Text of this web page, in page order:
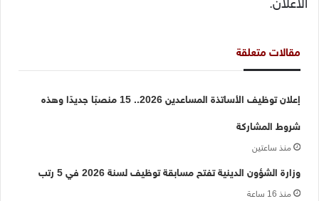
مقالات متعلقة
إعلان توظيف الأساتذة المساعدين 2026.. 15 منصبًا جديدًا وهذه
شروط المشاركة
منذ ساعتين
وزارة الشؤون الدينية تفتح مسابقة توظيف لسنة 2026 في 5 رتب
منذ 16 ساعة